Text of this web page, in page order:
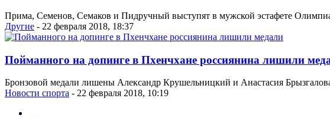
Прима, Семенов, Семаков и Пидручный выступят в мужской эстафете
Другие - 22 февраля 2018, 18:37
Пойманного на допинге в Пхенчхане россиянина лишили
Бронзовой медали лишены Александр Крушельницкий и Анастасия
Новости спорта - 22 февраля 2018, 10:19